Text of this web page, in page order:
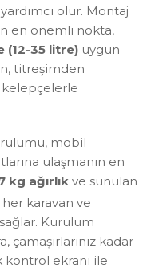
olur. Montaj
en önemli nokta,
(12-35 litre) uygun
titreşimden
mobil
ulaşmanın en
kg ağırlık ve sunulan
her karavan ve
Kurulum
çamaşırlarınız kadar
ekranı ile